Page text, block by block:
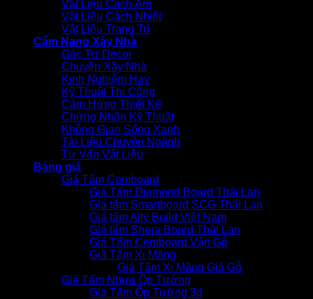
Vật Liệu Cách Âm
Vật Liệu Cách Nhiệt
Vật Liệu Trang Trí
Cẩm Nang Xây Nhà
Góc Tự Decor
Chuyện Xây Nhà
Kinh Nghiệm Hay
Kỹ Thuật Thi Công
Cảm Hứng Thiết Kế
Chứng Nhận Kỹ Thuật
Không Gian Sống Xanh
Tài Liệu Chuyên Ngành
Tư Vấn Vật Liệu
Bảng giá
Giá Tấm Cemboard
Giá Tấm Diamond Board Thái Lan
Giá tấm Smartboard SCG Thái Lan
Giá tấm Ally Build Việt Nam
Giá tấm Shera Board Thái Lan
Giá Tấm Cemboard Vân Gỗ
Giá Tấm Xi Măng
Giá Tấm Xi Măng Giả Gỗ
Giá Tấm Nhựa Ốp Tường
Giá Tấm Ốp Tường 3d